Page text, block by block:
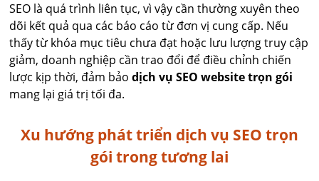
SEO là quá trình liên tục, vì vậy cần thường xuyên theo
dõi kết quả qua các báo cáo từ đơn vị cung cấp. Nếu
thấy từ khóa mục tiêu chưa đạt hoặc lưu lượng truy cập
giảm, doanh nghiệp cần trao đổi để điều chỉnh chiến
lược kịp thời, đảm bảodịch vụ SEO website trọn gói
mang lại giá trị tối đa.
Xu hướng phát triển dịch vụ SEO trọn
gói trong tương lai